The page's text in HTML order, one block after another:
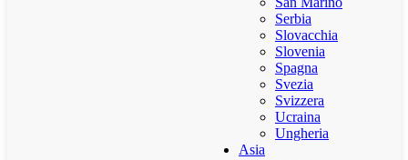
Serbia
Slovacchia
Slovenia
Spagna
Svezia
Svizzera
Ucraina
Ungheria
Asia